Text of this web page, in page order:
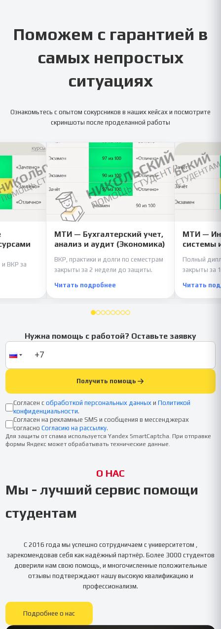
Поможем с гарантией в
самых непростых
ситуациях
Ознакомьтесь с опытом сокурсников в наших кейсах и посмотрите
скриншоты после проделанной работы
и ВКР за
МТИ — Бухгалтерский учет,
анализ и аудит (Экономика)
ВКР, практики и долги по семестрам
закрыты за 2 недели до защиты.
Читать подробнее
МТИ —
системы
Полный
закрыты за
Читать
Нужна помощь с работой? Оставьте заявку
Получить помощь
Согласен с обработкой персональных данных и Политикой
конфиденциальности.
Согласен на рекламные SMS и сообщения в мессенджерах
согласно Согласию на рассылку.
Для защиты от спама используется Yandex SmartCaptcha. При отправке
формы Яндекс может обрабатывать технические данные.
О НАС
Мы - лучший сервис помощи
студентам
С 2016 года мы успешно сотрудничаем с университетом
зарекомендовав себя как надёжный партнёр. Более 3000 студентов
доверили нам свою помощь, и многочисленные положительные
отзывы подтверждают нашу высокую квалификацию и
профессионализм.
Подробнее о нас